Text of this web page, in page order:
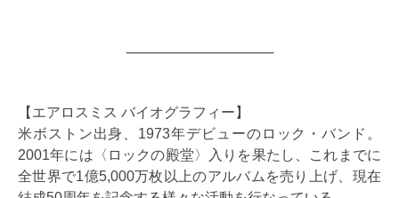
───────────────
【エアロスミス バイオグラフィー】
米ボストン出身、1973年デビューのロック・バンド。
2001年には〈ロックの殿堂〉入りを果たし、これまでに
全世界で1億5,000万枚以上のアルバムを売り上げ、現在